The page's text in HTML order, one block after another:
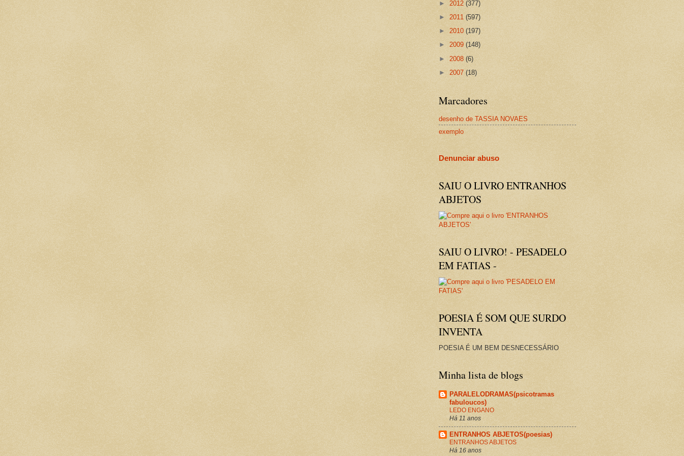
► 2012 (377)
► 2011 (597)
► 2010 (197)
► 2009 (148)
► 2008 (6)
► 2007 (18)
Marcadores
desenho de TASSIA NOVAES
exemplo
Denunciar abuso
SAIU O LIVRO ENTRANHOS
ABJETOS
SAIU O LIVRO! - PESADELO
EM FATIAS -
POESIA É SOM QUE SURDO
INVENTA
POESIA É UM BEM DESNECESSÁRIO
Minha lista de blogs
PARALELODRAMAS(psicotramas
fabuloucos)
LEDO ENGANO
Há 11 anos
ENTRANHOS ABJETOS(poesias)
ENTRANHOS ABJETOS
Há 16 anos